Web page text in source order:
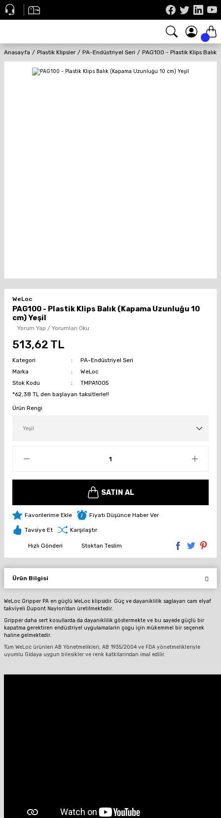
Anasayfa Plastik Klipsler PA-Endüstriyel Seri PAG100 - Plastik Klips Balık
WeLoc
PAG100 - Plastik Klips Balık (Kapama Uzunluğu 10
cm) Yeşil
Yorum Yap / Yorumları Oku
513,62 TL
Kategori
PA-Endüstriyel Seri
Marka
WeLoc
Stok Kodu
TMPA1005
*62,38 TL den başlayan taksitlerle!!
Ürün Rengi
SATIN AL
Fiyatı Düşünce Haber Ver
Tavsiye Et Karşılaştır
Hızlı Gönderi Stoktan Teslim
Ürün Bilgisi
WeLoc Gripper PA en güçlü WeLoc klipsidir. Güç ve dayaniklilik saglayan cam elyaf
takviyeli Dupont Naylon'dan üretilmektedir.
Gripper daha sert kosullarda da dayaniklilik göstermekte ve bu sayede güçlü bir
kapatma gerektiren endüstriyel uygulamalarin çogu için mükemmel bir seçenek
haline gelmektedir.
Tüm WeLoc ürünleri AB Yönetmelikleri, AB 1935/2004 ve FDA yönetmelikleriyle
uyumlu Gidaya uygun bilesikler ve renk katkilarindan imal edilir.